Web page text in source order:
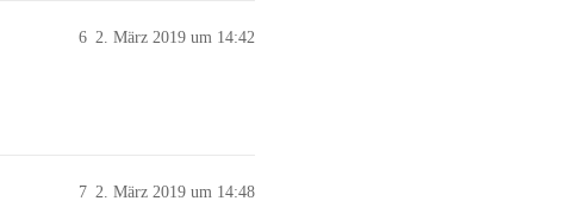
2. März 2019 um 14:42
6
2. März 2019 um 14:48
7